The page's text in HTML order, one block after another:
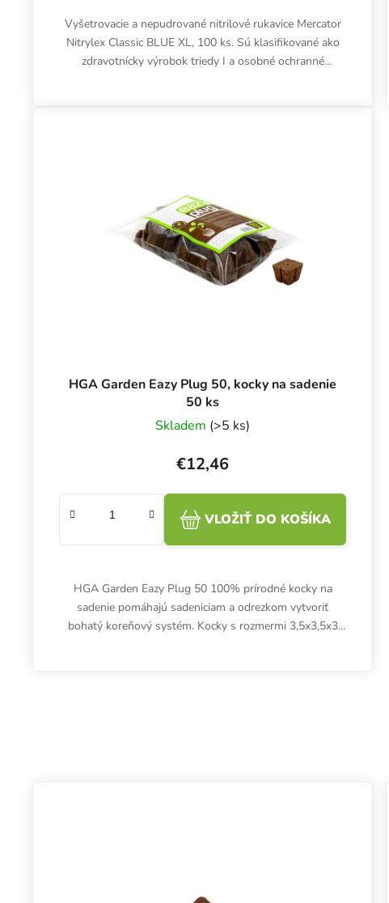
Vyšetrovacie a nepudrované nitrilové rukavice Mercator
Nitrylex Classic BLUE XL, 100 ks. Sú klasifikované ako
zdravotnícky výrobok triedy I a osobné ochranné
HGA Garden Eazy Plug 50, kocky na sadenie
50 ks
Skladem (>5 ks)
€12,46
VLOŽIŤ DO KOŠÍKA
HGA Garden Eazy Plug 50 100% prírodné kocky na
sadenie pomáhajú sadeniciam a odrezkom vytvoriť
bohatý koreňový systém. Kocky s rozmermi 3,5x3,5x3